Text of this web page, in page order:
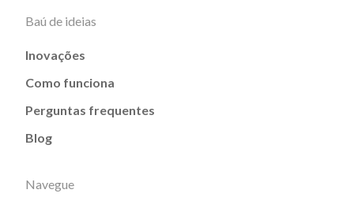
Baú de ideias
Inovações
Como funciona
Perguntas frequentes
Blog
Navegue